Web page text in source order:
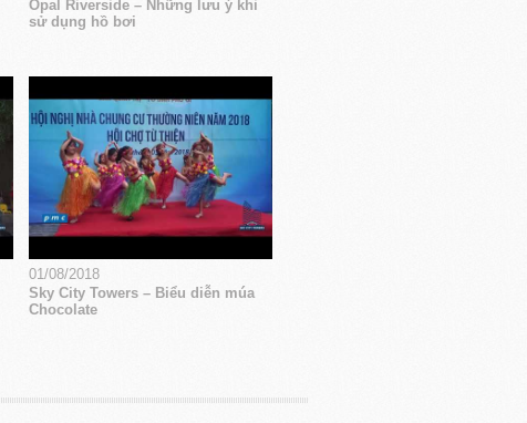
Opal Riverside – Những lưu ý khi
sử dụng hồ bơi
01/08/2018
Sky City Towers – Biểu diễn múa
Chocolate